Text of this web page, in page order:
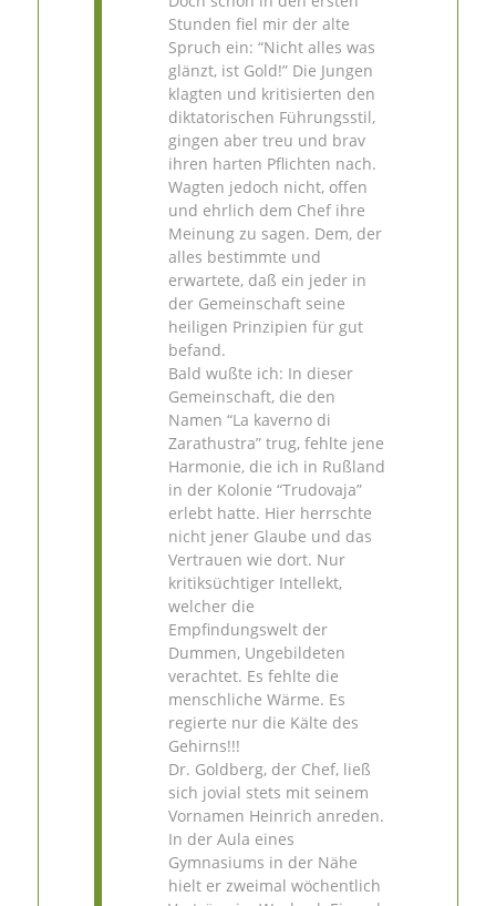
Stunden fiel mir der alte
Spruch ein: “Nicht alles was
glänzt, ist Gold!” Die Jungen
klagten und kritisierten den
diktatorischen Führungsstil,
gingen aber treu und brav
ihren harten Pflichten nach.
Wagten jedoch nicht, offen
und ehrlich dem Chef ihre
Meinung zu sagen. Dem, der
alles bestimmte und
erwartete, daß ein jeder in
der Gemeinschaft seine
heiligen Prinzipien für gut
befand.
Bald wußte ich: In dieser
Gemeinschaft, die den
Namen “La kaverno di
Zarathustra” trug, fehlte jene
Harmonie, die ich in Rußland
in der Kolonie “Trudovaja”
erlebt hatte. Hier herrschte
nicht jener Glaube und das
Vertrauen wie dort. Nur
kritiksüchtiger Intellekt,
welcher die
Empfindungswelt der
Dummen, Ungebildeten
verachtet. Es fehlte die
menschliche Wärme. Es
regierte nur die Kälte des
Gehirns!!!
Dr. Goldberg, der Chef, ließ
sich jovial stets mit seinem
Vornamen Heinrich anreden.
In der Aula eines
Gymnasiums in der Nähe
hielt er zweimal wöchentlich